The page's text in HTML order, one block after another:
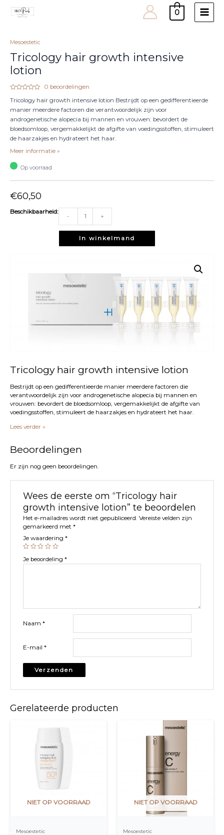
0
Main
Mesoestetic
Tricology hair growth intensive
lotion
0
5
0 beoordelingen
Tricology hair growth intensive lotion Bestrijdt op een gedifferentieerde
manier meerdere factoren die verantwoordelijk zijn voor
androgenetische alopecia bij mannen en vrouwen: bevordert de
bloedsomloop, vergemakkelijkt de afgifte van voedingsstoffen, stimuleert
de haarzakjes en hydrateert het haar.
Meer informatie »
Op voorraad
€60,50
Beschikbaarheid:Minus
-
Tricology
intensive
lotion
Plus
+
In winkelmand
Tricology hair growth intensive lotion
Bestrijdt op een gedifferentieerde manier meerdere factoren die
verantwoordelijk zijn voor androgenetische alopecia bij mannen en
vrouwen: bevordert de bloedsomloop, vergemakkelijkt de afgifte van
voedingsstoffen, stimuleert de haarzakjes en hydrateert het haar.
Lees verder »
Beoordelingen
Er zijn nog geen beoordelingen.
Wees de eerste om “Tricology hair
growth intensive lotion” te beoordelen
Het e-mailadres wordt niet gepubliceerd. Vereiste velden zijn
gemarkeerd met *
Je waardering *
Je beoordeling *
Naam *
E-mail *
Gerelateerde producten
NIET OP VOORRAAD
Mesoestetic
NIET OP VOORRAAD
Mesoestetic